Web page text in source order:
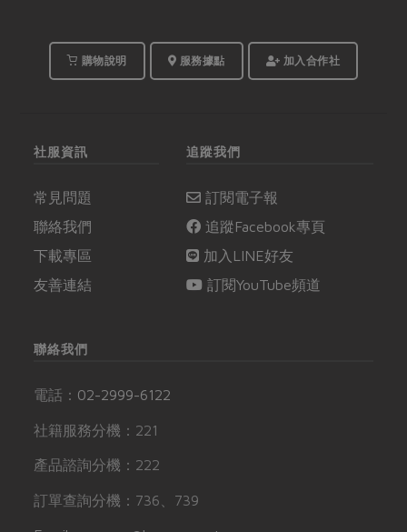
購物說明 服務據點 加入合作社
社服資訊
常見問題
聯絡我們
下載專區
友善連結
追蹤我們
訂閱電子報
追蹤Facebook專頁
加入LINE好友
訂閱YouTube頻道
聯絡我們
電話： 02-2999-6122
社籍服務分機：221
產品諮詢分機：222
訂單查詢分機：736、739